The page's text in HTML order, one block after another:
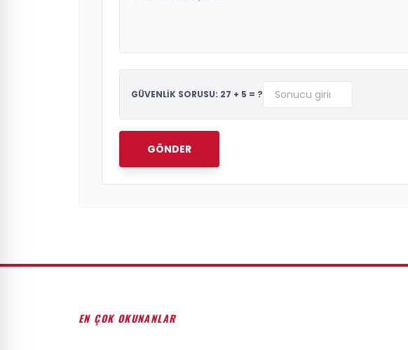
GÜVENLİK SORUSU: 27 + 5 = ?
GÖNDER
EN ÇOK OKUNANLAR